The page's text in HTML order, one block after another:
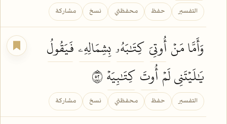
التفسير حفظ محفظتي نسخ مشاركة
وَأَمَّا مَنۡأُوتِيَ كِتَٰبَهُۥبِشِمَالِهِۦ فَيَقُولُ
يَٰلَيۡتَنِي لَمۡأُوتَ كِتَٰبِيَهۡ
التفسير حفظ محفظتي نسخ مشاركة